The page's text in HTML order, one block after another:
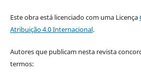
Este obra está licenciado com uma Licença
Atribuição 4.0 Internacional.
Autores que publicam nesta revista
termos: